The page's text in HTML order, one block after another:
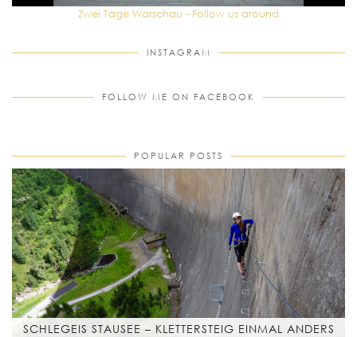
Zwei Tage Warschau - Follow us around
INSTAGRAM
FOLLOW ME ON FACEBOOK
POPULAR POSTS
SCHLEGEIS STAUSEE – KLETTERSTEIG EINMAL ANDERS